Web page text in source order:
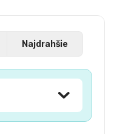
Najdrahšie